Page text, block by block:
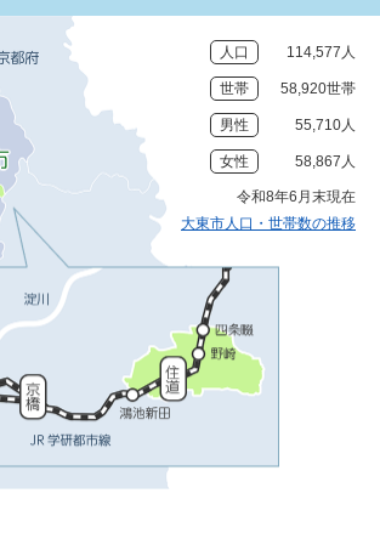
人口 114,577人
世帯 58,920世帯
男性 55,710人
女性 58,867人
令和8年6月末現在
大東市人口・世帯数の推移